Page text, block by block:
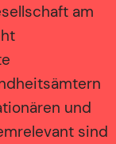
am
und
sind